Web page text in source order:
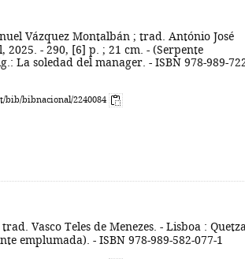
Vázquez Montalbán ; trad. António José
2025. - 290, [6] p. ; 21 cm. - (Serpente
La soledad del manager. - ISBN 978-989-
bibnacional/2240084
Vasco Teles de Menezes. - Lisboa :
emplumada). - ISBN 978-989-582-077-1